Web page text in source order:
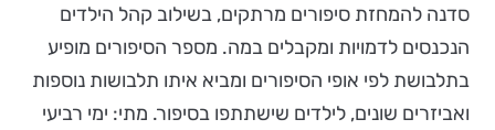
סדנה להמחזת סיפורים מרתקים, בשילוב קהל הילדים
הנכנסים לדמויות ומקבלים במה. מספר הסיפורים מופיע
בתלבושת לפי אופי הסיפורים ומביא איתו תלבושות נוספות
ואביזרים שונים, לילדים שישתתפו בסיפור. מתי: ימי רביעי